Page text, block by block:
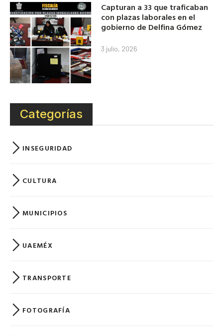
Capturan a 33 que traficaban
con plazas laborales en el
gobierno de Delfina Gómez
3 julio, 2026
Categorías
INSEGURIDAD
CULTURA
MUNICIPIOS
UAEMÉX
TRANSPORTE
FOTOGRAFÍA